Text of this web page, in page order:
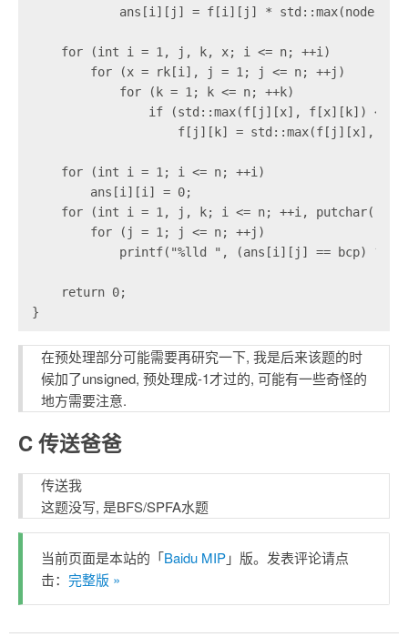
ans[i][j] = f[i][j] * std::max(node[i],
    for (int i = 1, j, k, x; i <= n; ++i)
        for (x = rk[i], j = 1; j <= n; ++j)
            for (k = 1; k <= n; ++k)
if (std::max(f[j][x], f[x][k]) <=
f[j][k] = std::max(f[j][x],
    for (int i = 1; i <= n; ++i)
        ans[i][i] = 0;
for (int i = 1, j, k; i <= n; ++i,
        for (j = 1; j <= n; ++j)
printf("%lld ", (ans[i][j] == bcp) ?
    return 0;
}
在预处理部分可能需要再研究一下, 我是后来该题的时
候加了unsigned, 预处理成-1才过的, 可能有一些奇怪的
地方需要注意.
C 传送爸爸
传送我
这题没写, 是BFS/SPFA水题
当前页面是本站的「Baidu MIP」版。发表评论请点
击： 完整版 »